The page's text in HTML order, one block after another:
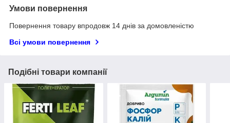
Умови повернення
Повернення товару впродовж 14 днів за домовленістю
Всі умови повернення
Подібні товари компанії